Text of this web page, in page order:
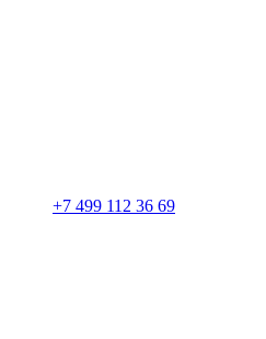
+7 499 112 36 69